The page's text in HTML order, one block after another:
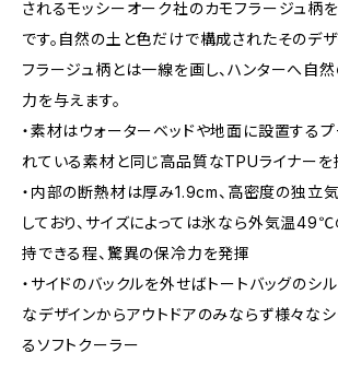
されるモッシーオーク社のカモフラージュ柄
です。自然の土と色だけで構成されたそのデ
フラージュ柄とは一線を画し、ハンターへ自
力を与えます。
・素材はウォーターベッドや地面に設置する
れている素材と同じ高品質なTPUライナーを
・内部の断熱材は厚み1.9cm、高密度の独立
しており、サイズによっては氷なら外気温
持できる程、驚異の保冷力を発揮
・サイドのバックルを外せばトートバッグのシ
なデザインからアウトドアのみならず様々な
るソフトクーラー